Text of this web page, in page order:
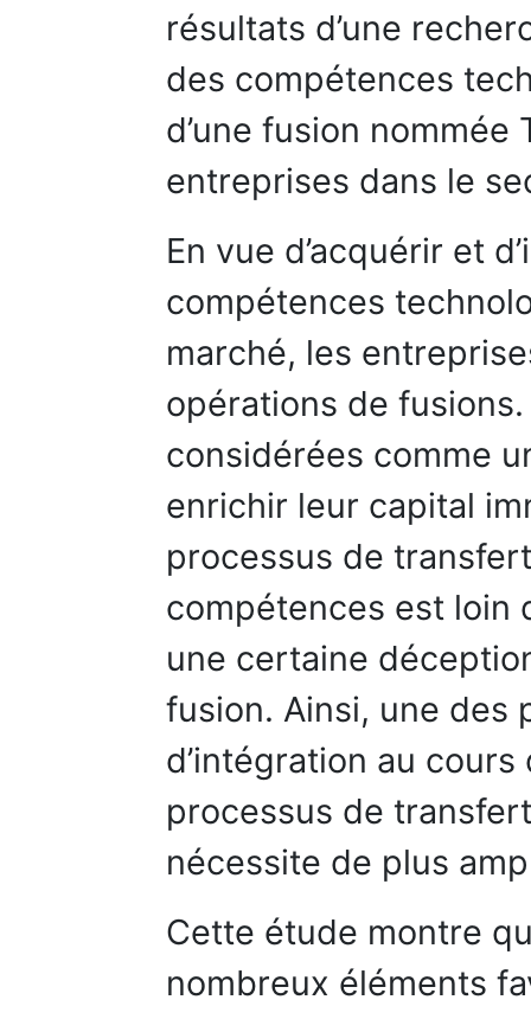
résultats d’une
des compétences
d’une fusion nommée
entreprises dans le
En vue d’acquérir et
compétences
marché, les
opérations de
considérées comme
enrichir leur capital
processus de
compétences est loin
une certaine
fusion. Ainsi, une des
d’intégration au cours
processus de
nécessite de plus
Cette étude montre
nombreux éléments